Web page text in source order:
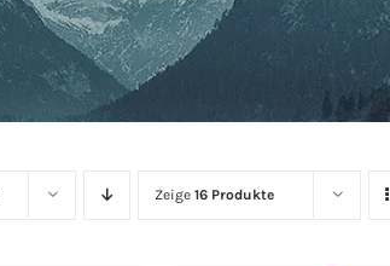
Zeige16 Produkte